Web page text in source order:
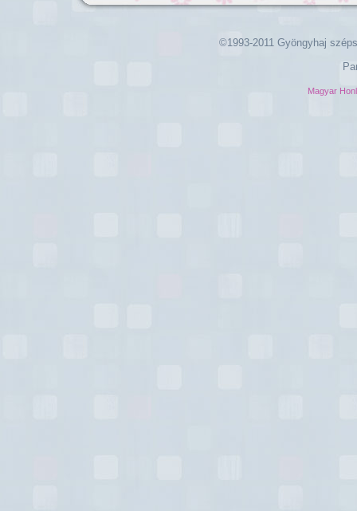
©1993-2011 Gyöngyhaj
Magyar